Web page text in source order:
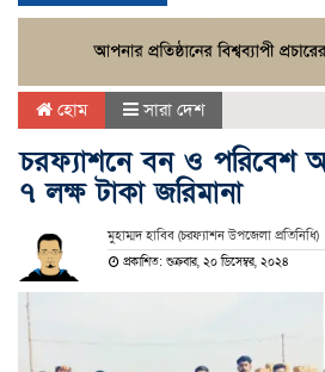
হোম সারা দেশ
চরফ্যাশনে বন ও পরিবেশ
৭ লক্ষ টাকা
মুহাম্মদ হাবিব (চরফ্যাশন উপজেলা প্রতিনিধি)
প্রকাশিত: শুক্রবার, ২০ ডিসেম্বর, ২০২৪